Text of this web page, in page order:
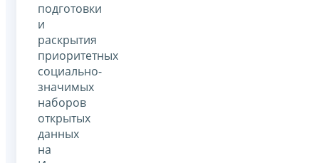
подготовки
и
раскрытия
приоритетных
социально-
значимых
наборов
открытых
данных
на